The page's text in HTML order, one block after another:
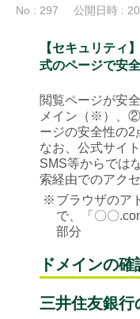
No : 297 公開日時 :
【セキュリティ
式のページで安
閲覧ページが安
メイン（※）、②
ージの安全性の2
なお、公式サイ
SMS等からでは
索経由でのアク
※ ブラウザのア
で、「〇〇
部分
ドメインの
三井住友銀行